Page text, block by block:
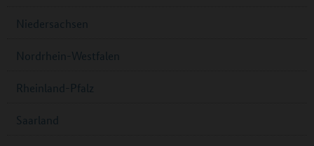
Niedersachsen
Nordrhein-Westfalen
Rheinland-Pfalz
Saarland